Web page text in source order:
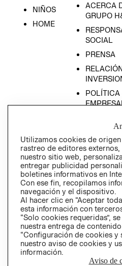
NIÑOS
HOME
ACERCA
GRUPO
SOCIAL
PRENSA
POLÍTICA
Utilizamos cookies de
rastreo de editores
nuestro sitio web,
entregar publicidad
boletines informativos en
Con ese fin, recopilamos
navegación y el dispositivo.
Al hacer clic en “Aceptar
esta información con
“Solo cookies requeridas”,
nuestra entrega de
“Configuración de cookies y
nuestro aviso de cookies y
información.
Aviso de